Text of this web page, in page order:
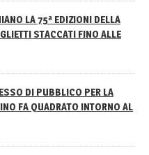
LA 75ª EDIZIONI DELLA
STACCATI FINO ALLE
DI PUBBLICO PER LA
FA QUADRATO INTORNO AL